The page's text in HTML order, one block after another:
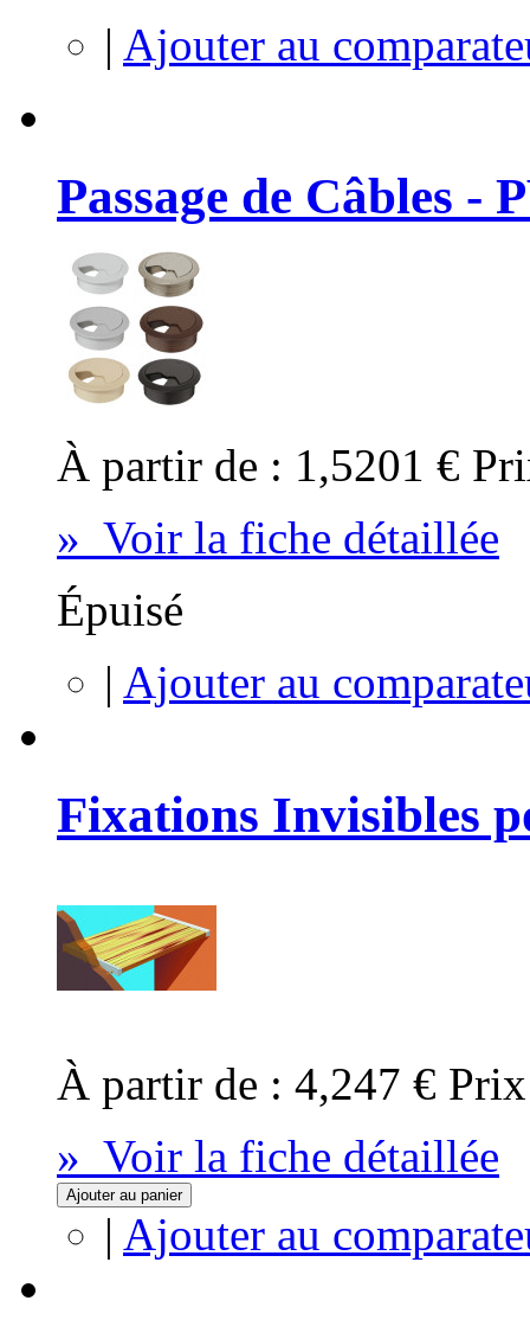
| Ajouter au
Passage de Câbles -
À partir de : 1,5201 €
» Voir la fiche détaillée
Épuisé
| Ajouter au
Fixations Invisibles
À partir de : 4,247 €
» Voir la fiche détaillée
Ajouter au panier
| Ajouter au